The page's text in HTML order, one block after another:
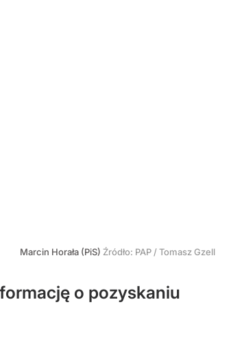
Marcin Horała (PiS) Źródło: PAP /Tomasz Gzell
o pozyskaniu